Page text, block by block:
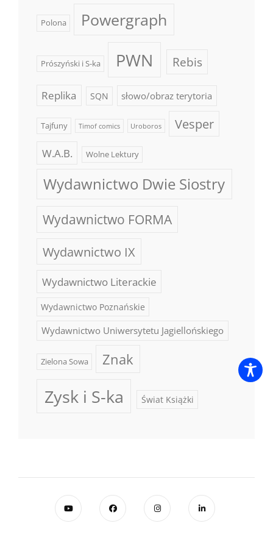
Polona Powergraph
Prószyński i S-ka PWN Rebis
Replika SQN słowo/obraz terytoria
Tajfuny Timof comics Uroboros Vesper
W.A.B. Wolne Lektury
Wydawnictwo Dwie Siostry
Wydawnictwo FORMA
Wydawnictwo IX
Wydawnictwo Literackie
Wydawnictwo Poznańskie
Wydawnictwo Uniwersytetu Jagiellońskiego
Zielona Sowa Znak
Zysk i S-ka Świat Książki